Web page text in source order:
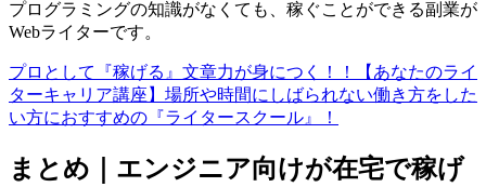
プログラミングの知識がなくても、稼ぐことができる副業が
Webライターです。
プロとして『稼げる』文章力が身につく！！【あなたのライ
ターキャリア講座】場所や時間にしばられない働き方をした
い方におすすめの『ライタースクール』！
まとめ｜エンジニア向けが在宅で稼げ